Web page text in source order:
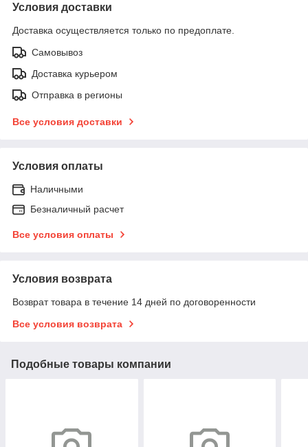
Условия доставки
Доставка осуществляется только по предоплате.
Самовывоз
Доставка курьером
Отправка в регионы
Все условия доставки
Условия оплаты
Наличными
Безналичный расчет
Все условия оплаты
Условия возврата
Возврат товара в течение 14 дней по договоренности
Все условия возврата
Подобные товары компании